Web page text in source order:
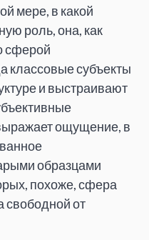
мере, в какой
роль, она, как
сферой
классовые субъекты
и выстраивают
ощущение, в
образцами
похоже, сфера
свободной от